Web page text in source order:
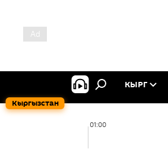
Кыргызстан
КЫРГ
01:00